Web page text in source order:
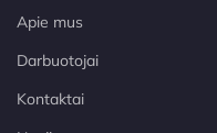
Apie mus
Darbuotojai
Kontaktai